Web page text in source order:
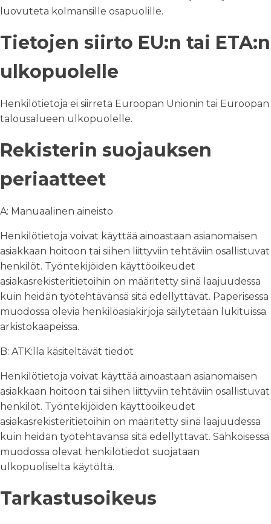
luovuteta kolmansille osapuolille.
Tietojen siirto EU:n tai ETA:n
ulkopuolelle
Henkilötietoja ei siirretä Euroopan Unionin tai Euroopan
talousalueen ulkopuolelle.
Rekisterin suojauksen
periaatteet
A: Manuaalinen aineisto
Henkilötietoja voivat käyttää ainoastaan asianomaisen
asiakkaan hoitoon tai siihen liittyviin tehtäviin osallistuvat
henkilöt. Työntekijöiden käyttöoikeudet
asiakasrekisteritietoihin on määritetty siinä laajuudessa
kuin heidän työtehtävänsä sitä edellyttävät. Paperisessa
muodossa olevia henkilöasiakirjoja säilytetään lukituissa
arkistokaapeissa.
B: ATK:lla käsiteltävät tiedot
Henkilötietoja voivat käyttää ainoastaan asianomaisen
asiakkaan hoitoon tai siihen liittyviin tehtäviin osallistuvat
henkilöt. Työntekijöiden käyttöoikeudet
asiakasrekisteritietoihin on määritetty siinä laajuudessa
kuin heidän työtehtävänsä sitä edellyttävät. Sähköisessä
muodossa olevat henkilötiedot suojataan
ulkopuoliselta käytöltä.
Tarkastusoikeus